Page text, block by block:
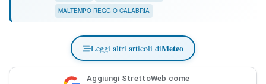
MALTEMPO REGGIO CALABRIA
Leggi altri articoli diMeteo
Aggiungi StrettoWeb come